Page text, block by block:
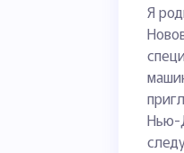
Я
Нью-